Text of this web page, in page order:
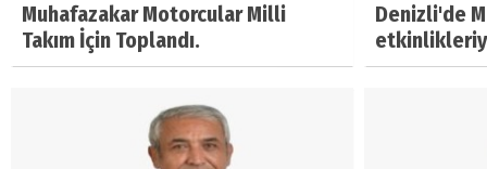
Muhafazakar Motorcular Milli
Takım İçin Toplandı.
Denizli'de